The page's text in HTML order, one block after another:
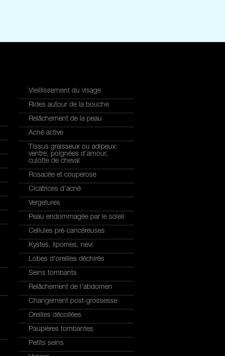
Vieillissement du visage
Rides autour de la bouche
Relâchement de la peau
Acné active
Tissus graisseux ou adipeux:
ventre, poignées d’amour,
culotte de cheval
Rosacée et couperose
Cicatrices d’acné
Vergetures
Peau endommagée par le soleil
Cellules pré-cancéreuses
Kystes, lipomes, nevi
Lobes d’oreilles déchirés
Seins tombants
Relâchement de l’abdomen
Changement post-grossesse
Oreilles décollées
Paupières tombantes
Petits seins